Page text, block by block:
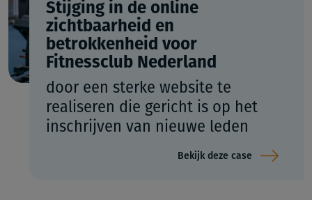
Stijging in de online
zichtbaarheid en
betrokkenheid voor
Fitnessclub Nederland
door een sterke website te
realiseren die gericht is op het
inschrijven van nieuwe leden
Bekijk deze case